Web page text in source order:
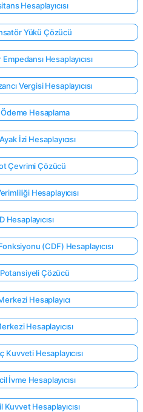
Hesaplayıcısı
Yükü Çözücü
Hesaplayıcısı
Vergisi Hesaplayıcısı
Hesaplama
İzi Hesaplayıcısı
Çevrimi Çözücü
Hesaplayıcısı
Hesaplayıcısı
(CDF) Hesaplayıcısı
Çözücü
Hesaplayıcı
Hesaplayıcısı
Hesaplayıcısı
İvme Hesaplayıcısı
Hesaplayıcısı